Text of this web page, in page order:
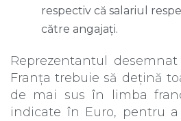
respectiv că salariul
către angajați.
Reprezentantul
Franța trebuie să dețină
de mai sus în limba
indicate în Euro, pentru